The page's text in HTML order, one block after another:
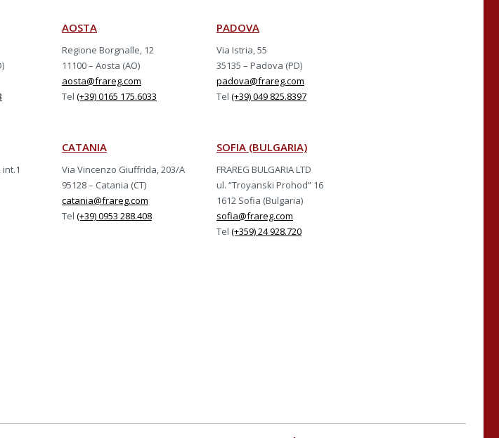
AOSTA
Regione Borgnalle, 12
11100 – Aosta (AO)
aosta@frareg.com
Tel (+39) 0165 175.6033
PADOVA
Via Istria, 55
35135 – Padova (PD)
padova@frareg.com
Tel (+39) 049 825.8397
CATANIA
Via Vincenzo Giuffrida, 203/A
95128 – Catania (CT)
catania@frareg.com
Tel (+39) 0953 288.408
SOFIA (BULGARIA)
FRAREG BULGARIA LTD
ul. “Troyanski Prohod” 16
1612 Sofia (Bulgaria)
sofia@frareg.com
Tel (+359) 24 928.720